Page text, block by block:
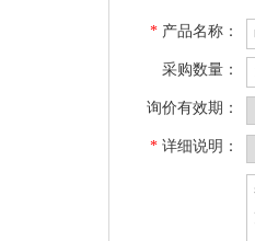
* 产品名称：
采购数量：
询价有效期：
* 详细说明：